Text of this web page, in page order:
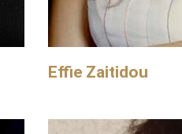
Effie Zaitidou